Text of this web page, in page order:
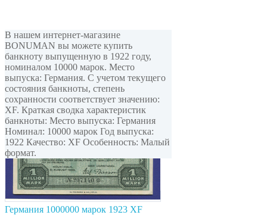
В нашем интернет-магазине
BONUMAN вы можете купить
банкноту выпущенную в 1922 году,
номиналом 10000 марок. Место
выпуска: Германия. С учетом текущего
состояния банкноты, степень
сохранности соответствует значению:
XF. Краткая сводка характеристик
банкноты: Место выпуска: Германия
Номинал: 10000 марок Год выпуска:
1922 Качество: XF Особенность: Малый
формат.
Германия 1000000 марок 1923 XF